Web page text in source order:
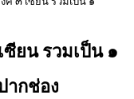
ซียน รวมเป็น ๑
ากช่อง